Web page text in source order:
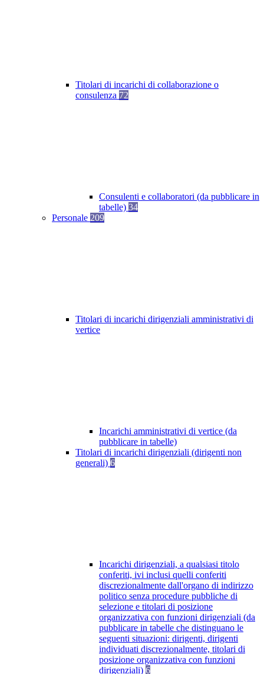
Titolari di incarichi di collaborazione o
consulenza 72
Consulenti e collaboratori (da pubblicare in
tabelle) 34
Personale 209
Titolari di incarichi dirigenziali amministrativi di
vertice
Incarichi amministrativi di vertice (da
pubblicare in tabelle)
Titolari di incarichi dirigenziali (dirigenti non
generali) 6
Incarichi dirigenziali, a qualsiasi titolo
conferiti, ivi inclusi quelli conferiti
discrezionalmente dall'organo di indirizzo
politico senza procedure pubbliche di
selezione e titolari di posizione
organizzativa con funzioni dirigenziali (da
pubblicare in tabelle che distinguano le
seguenti situazioni: dirigenti, dirigenti
individuati discrezionalmente, titolari di
posizione organizzativa con funzioni
dirigenziali) 6